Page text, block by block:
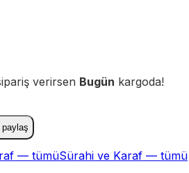
verirsen Bugün kargoda!
paylaş
— tümüSürahi ve Karaf — tümü